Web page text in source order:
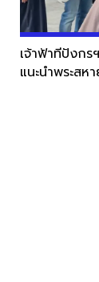
เจ้าฟ้าทีปังก
แนะนำพระสห